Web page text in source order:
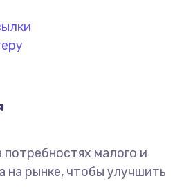
малого и
на рынке, чтобы улучшить